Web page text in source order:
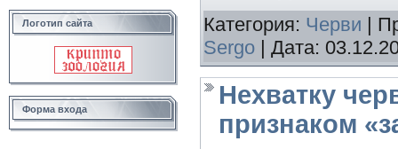
Логотип сайта
Форма входа
Категория: Черви |
Sergo | Дата:
Нехватку
признаком